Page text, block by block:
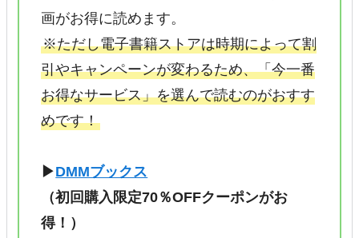
画がお得に読めます。
※ただし電子書籍ストアは時期によって割
引やキャンペーンが変わるため、「今一番
お得なサービス」を選んで読むのがおすす
めです！
▶DMMブックス
（初回購入限定70％OFFクーポンがお
得！）